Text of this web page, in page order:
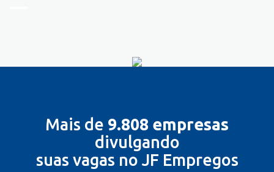
Mais de 9.808 empresas
divulgando
suas vagas no JF Empregos